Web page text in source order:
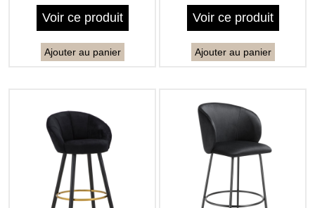
Voir ce produit
Ajouter au panier
Voir ce produit
Ajouter au panier